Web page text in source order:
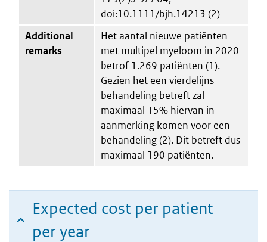
doi:10.1111/bjh.14213 (2)
Additional
remarks
Het aantal nieuwe patiënten
met multipel myeloom in 2020
betrof 1.269 patiënten (1).
Gezien het een vierdelijns
behandeling betreft zal
maximaal 15% hiervan in
aanmerking komen voor een
behandeling (2). Dit betreft dus
maximaal 190 patiënten.
Expected cost per patient
per year